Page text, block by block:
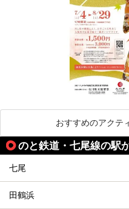
おすすめのアクテ
のと鉄道・七尾線の駅
七尾
田鶴浜